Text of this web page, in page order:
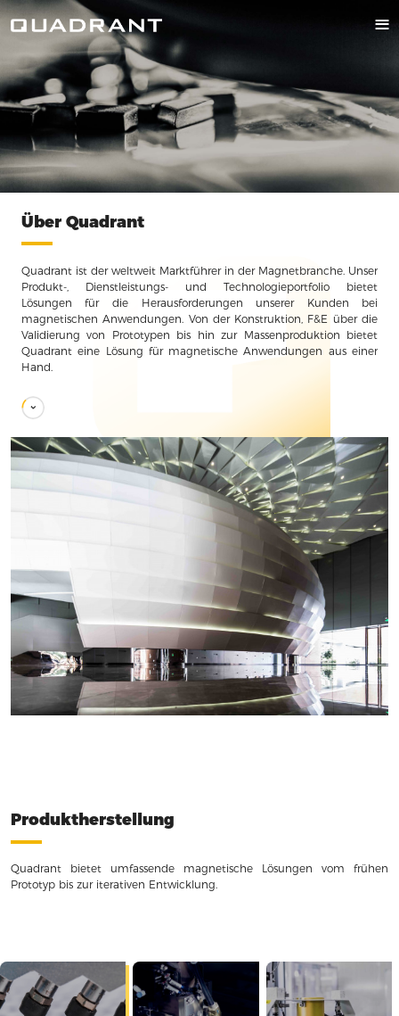
Über Quadrant
Quadrant ist der weltweit Marktführer in der Magnetbranche. Unser
Produkt-, Dienstleistungs- und Technologieportfolio bietet
Lösungen für die Herausforderungen unserer Kunden bei
magnetischen Anwendungen. Von der Konstruktion, F&E über die
Validierung von Prototypen bis hin zur Massenproduktion bietet
Quadrant eine Lösung für magnetische Anwendungen aus einer
Hand.
Produktherstellung
Quadrant bietet umfassende magnetische Lösungen vom frühen
Prototyp bis zur iterativen Entwicklung.